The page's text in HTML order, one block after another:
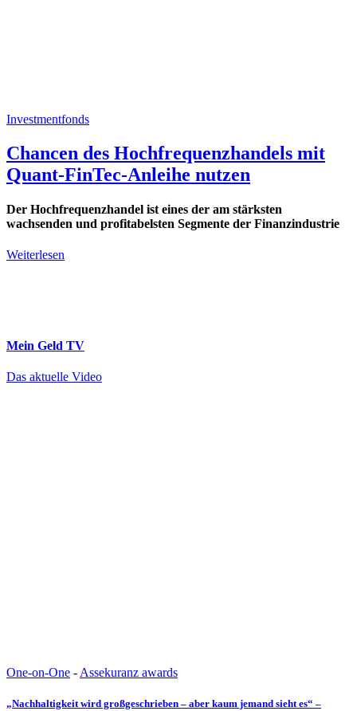
Investmentfonds
Chancen des Hochfrequenzhandels mit
Quant-FinTec-Anleihe nutzen
Der Hochfrequenzhandel ist eines der am stärksten
wachsenden und profitabelsten Segmente der Finanzindustrie
Weiterlesen
Mein Geld TV
Das aktuelle Video
One-on-One - Assekuranz awards
„Nachhaltigkeit wird großgeschrieben – aber kaum jemand sieht es“ –